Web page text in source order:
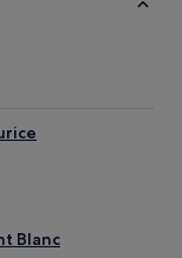
Blanc